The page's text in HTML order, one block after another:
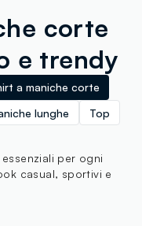
corte
e trendy
a maniche corte
lunghe
Top
per ogni
casual, sportivi e